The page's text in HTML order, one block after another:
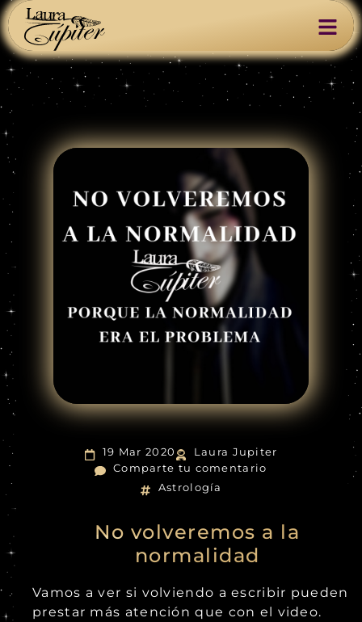
19 Mar 2020
Laura Jupiter
Comparte tu comentario
Astrología
No volveremos a la
normalidad
Vamos a ver si volviendo a escribir pueden
prestar más atención que con el video.